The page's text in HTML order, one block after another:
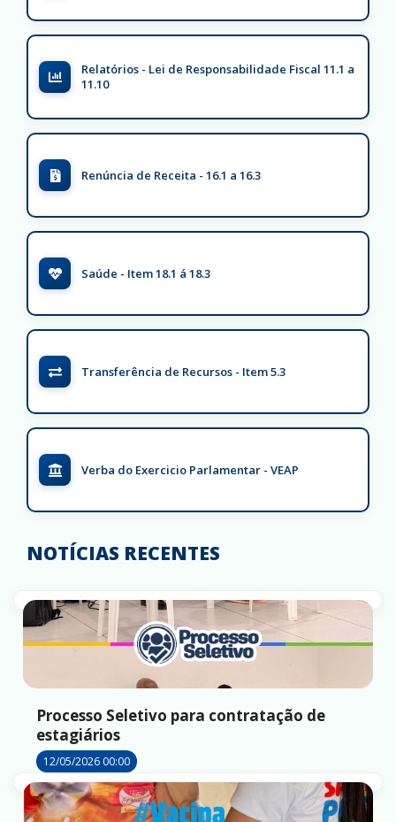
Relatórios - Lei de Responsabilidade Fiscal 11.1 a
11.10
Renúncia de Receita - 16.1 a 16.3
Saúde - Item 18.1 á 18.3
Transferência de Recursos - Item 5.3
Verba do Exercicio Parlamentar - VEAP
NOTÍCIAS RECENTES
Processo Seletivo para contratação de
estagiários
12/05/2026 00:00